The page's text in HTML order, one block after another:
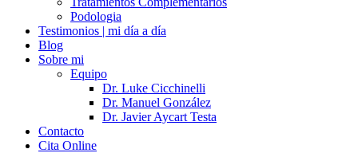
Podologia
Testimonios | mi día a día
Blog
Sobre mi
Equipo
Dr. Luke Cicchinelli
Dr. Manuel González
Dr. Javier Aycart Testa
Contacto
Cita Online